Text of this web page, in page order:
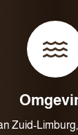
Zuid-